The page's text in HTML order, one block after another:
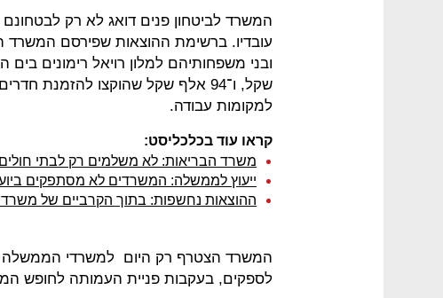
המשרד לביטחון פנים דואג לא רק
עובדיו. ברשימת ההוצאות שפירסם המשרד
שקל, ו־94 אלף שקל שהוקצו להזמנת
למקומות עבודה.
קראו עוד בכלכליסט:
משרד הבריאות: לא משלמים רק לבתי
ייעוץ לממשלה: המשרדים לא מסתפקים
ההוצאות נחשפות: בתוך הקרביים של
המשרד הצטרף רק היום למשרדי
לספקים, בעקבות פניית העמותה לחופש